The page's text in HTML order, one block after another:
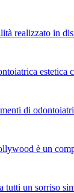
realizzato in
estetica
di
è un
tutti un sorriso